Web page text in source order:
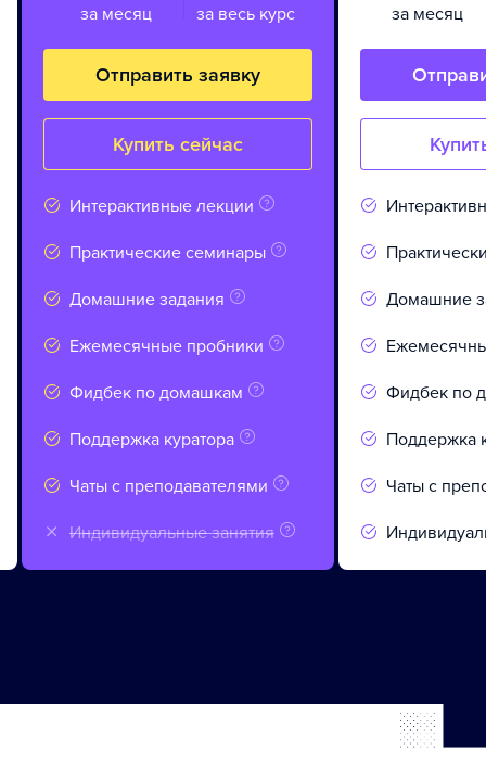
за месяц
за весь курс
Отправить заявку
Купить сейчас
Интерактивные лекции
Практические семинары
Домашние задания
Ежемесячные пробники
Фидбек по домашкам
Поддержка куратора
Чаты с преподавателями
Индивидуальные занятия
за месяц
Домашние
Фидбек по
Поддержка
Чаты с